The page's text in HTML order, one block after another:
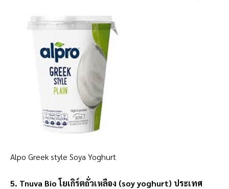
Alpo Greek style Soya Yoghurt
5. Tnuva Bio โยเกิร์ตถั่วเหลือง (soy yoghurt) ประเทศ